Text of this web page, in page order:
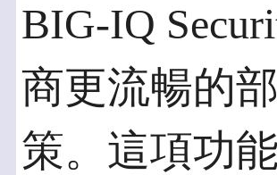
BIG-IQ
商更流暢的
策。這項功